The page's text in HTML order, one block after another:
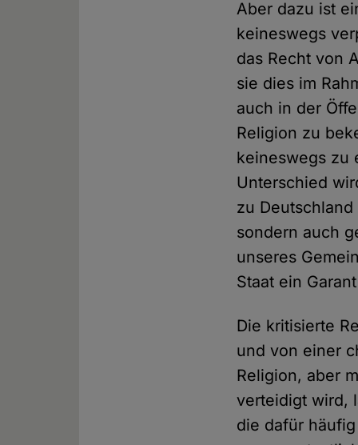
Aber dazu ist
keineswegs
das Recht von
sie dies im
auch in der
Religion zu
keineswegs zu
Unterschied
zu
sondern auch
unseres
Staat ein
Die kritisierte
und von einer
Religion, aber
verteidigt wird,
die dafür